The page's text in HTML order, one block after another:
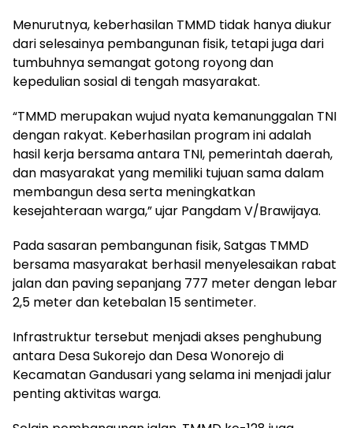
Menurutnya, keberhasilan TMMD tidak hanya diukur
dari selesainya pembangunan fisik, tetapi juga dari
tumbuhnya semangat gotong royong dan
kepedulian sosial di tengah masyarakat.
​“TMMD merupakan wujud nyata kemanunggalan TNI
dengan rakyat. Keberhasilan program ini adalah
hasil kerja bersama antara TNI, pemerintah daerah,
dan masyarakat yang memiliki tujuan sama dalam
membangun desa serta meningkatkan
kesejahteraan warga,” ujar Pangdam V/Brawijaya.
​Pada sasaran pembangunan fisik, Satgas TMMD
bersama masyarakat berhasil menyelesaikan rabat
jalan dan paving sepanjang 777 meter dengan lebar
2,5 meter dan ketebalan 15 sentimeter.
Infrastruktur tersebut menjadi akses penghubung
antara Desa Sukorejo dan Desa Wonorejo di
Kecamatan Gandusari yang selama ini menjadi jalur
penting aktivitas warga.